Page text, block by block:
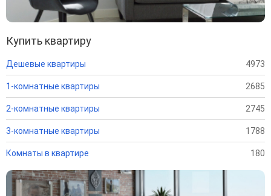
Купить квартиру
Дешевые квартиры 4973
1-комнатные квартиры 2685
2-комнатные квартиры 2745
3-комнатные квартиры 1788
Комнаты в квартире 180